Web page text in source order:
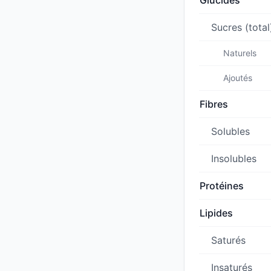
Sucres
Naturels
Ajoutés
Fibres
Solubles
Insolubles
Protéines
Lipides
Saturés
Insaturés